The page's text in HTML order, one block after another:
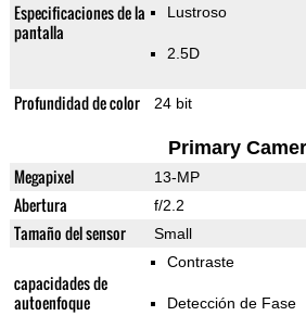
Especificaciones de la
pantalla
Lustroso
2.5D
Profundidad de color 24 bit
Primary
Megapixel 13-MP
Abertura f/2.2
Tamaño del sensor Small
capacidades de
autoenfoque
Contraste
Detección de Fase